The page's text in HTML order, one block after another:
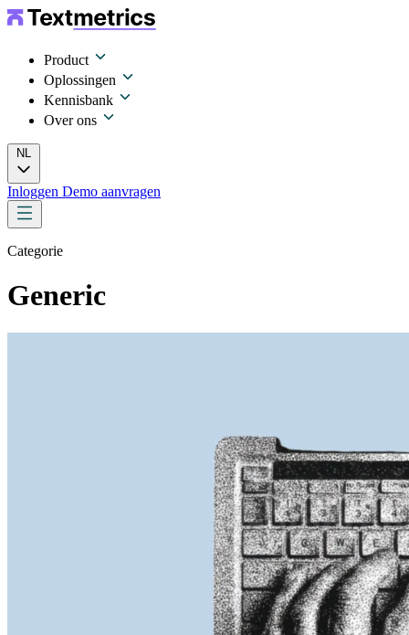
Product
Oplossingen
Kennisbank
Over ons
NL
Inloggen Demo aanvragen
Categorie
Generic